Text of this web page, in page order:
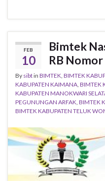
FEB
10
Bimtek
RB Nomor
By sibtin BIMTEK, BIMTEK
KABUPATEN KAIMANA, BIMTEK
KABUPATEN MANOKWARI
PEGUNUNGAN ARFAK, BIMTEK
BIMTEK KABUPATEN TELUK